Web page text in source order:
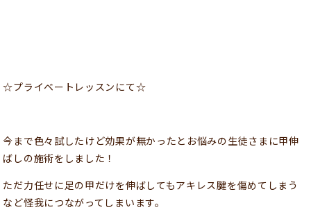
☆プライベートレッスンにて☆
今まで色々試したけど効果が無かったとお悩みの生徒さまに甲伸
ばしの施術をしました！
ただ力任せに足の甲だけを伸ばしてもアキレス腱を傷めてしまう
など怪我につながってしまいます。